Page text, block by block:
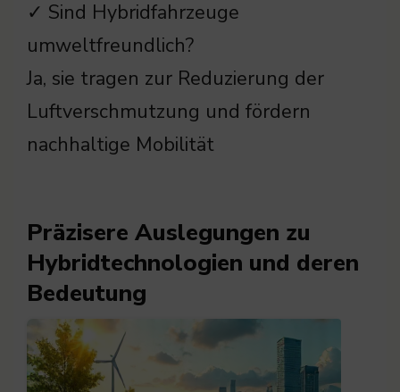
✓ Sind Hybridfahrzeuge
umweltfreundlich?
Ja, sie tragen zur Reduzierung der
Luftverschmutzung und fördern
nachhaltige Mobilität
Präzisere Auslegungen zu
Hybridtechnologien und deren
Bedeutung